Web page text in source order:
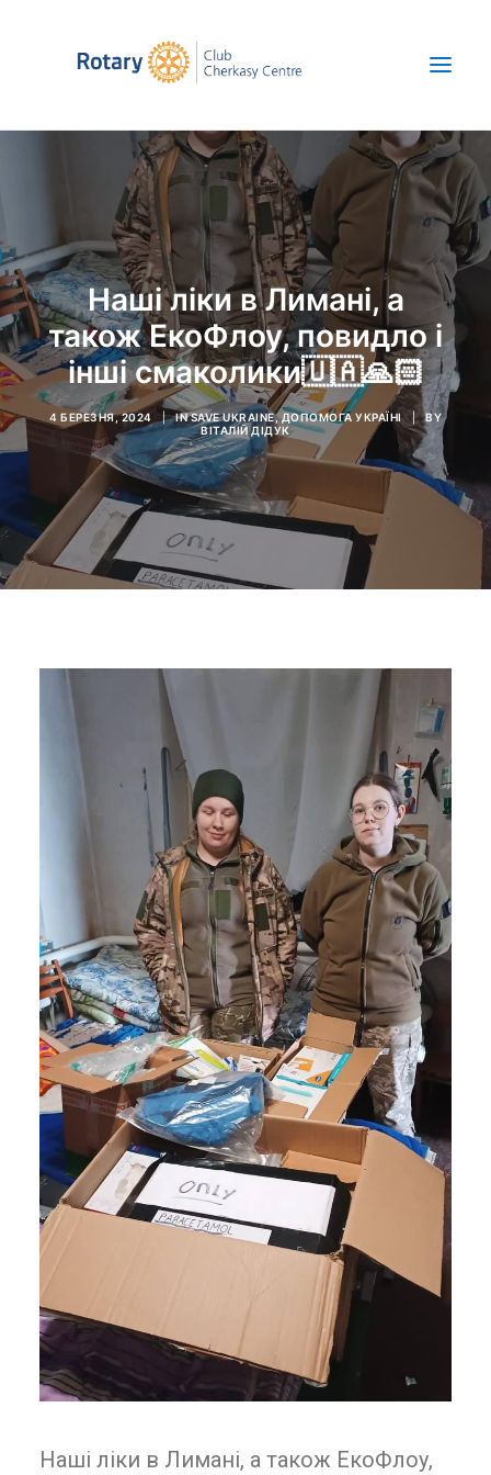
Про нас
Новини
Проекти
Save Ukraine
ENG
+380 67 392 47 52
Наші ліки в Лимані, а
також ЕкоФлоу, повидло і
інші смаколики🇺🇦🙏🏻
4 БЕРЕЗНЯ, 2024 | INSAVE UKRAINE,ДОПОМОГА УКРАЇНІ |
BY
ВІТАЛІЙ ДІДУК
Наші ліки в Лимані, а також ЕкоФлоу,